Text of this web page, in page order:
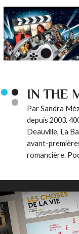
IN THE
Par Sandra
depuis 2003.
Deauville, La
avant-
romancière.